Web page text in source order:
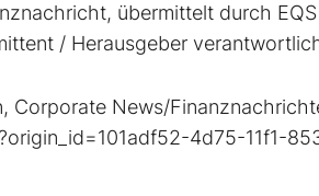
übermittelt durch
/ Herausgeber
Corporate News/
4d75-11f1-